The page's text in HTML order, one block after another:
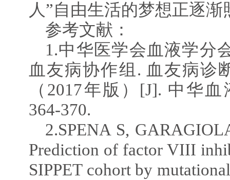
人”自由生活的梦想正逐渐
参考文献：
1.中华医学会血液学分
血友病协作组. 血友病诊
（2017年版）[J]. 中华
364-370.
2.SPENA S,
Prediction of factor VIII
SIPPET cohort by